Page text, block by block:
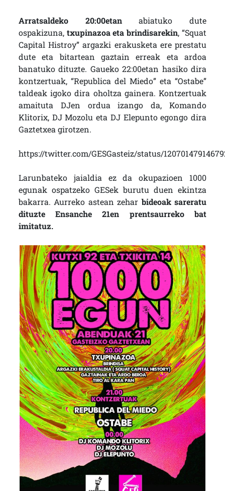
Arratsaldeko 20:00etanabiatuko dute
ospakizuna,txupinazoa eta brindisarekin, “Squat
Capital Histroy” argazki erakusketa ere prestatu
dute eta bitartean gaztain erreak eta ardoa
banatuko dituzte. Gaueko 22:00etan hasiko dira
kontzertuak, “Republica del Miedo” eta “Ostabe”
taldeak igoko dira oholtza gainera. Kontzertuak
amaituta DJen ordua izango da, Komando
Klitorix, DJ Mozolu eta DJ Elepunto egongo dira
Gaztetxea girotzen.
https://twitter.com/GESGasteiz/status/
Larunbateko jaialdia ez da okupazioen 1000
egunak ospatzeko GESek burutu duen ekintza
bakarra. Aurreko astean zehar bideoak sareratu
dituzte Ensanche 21en prentsaurreko bat
imitatuz.